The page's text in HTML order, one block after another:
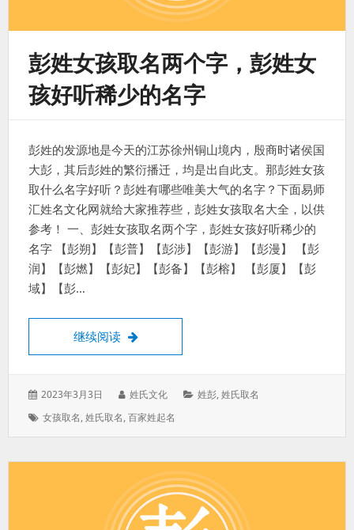
彭姓女孩取名两个字，彭姓女
孩好听稀少的名字
彭姓的发源地是今天的江苏徐州铜山境内，殷商时诸侯国
大彭，其后彭姓的繁衍播迁，均是出自此支。那彭姓女孩
取什么名字好听？彭姓有哪些唯美大气的名字？下面易师
汇姓名文化网就给大家推荐些，彭姓女孩取名大全，以供
参考！ 一、彭姓女孩取名两个字，彭姓女孩好听稀少的
名字 【彭朔】【彭普】【彭涉】【彭游】【彭漫】 【彭
润】【彭燃】【彭妃】【彭备】【彭榕】 【彭厦】【彭
域】【彭…
继续阅读 彭姓女孩取名两个字，彭姓女孩好听稀少的
发
于：
2023年3月3日
作
姓氏文化
分
姓彭,姓氏取名
标
女孩取名,姓氏取名,百家姓起名